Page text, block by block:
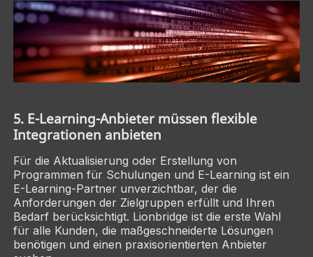
5. E-Learning-Anbieter müssen flexible
Integrationen anbieten
Für die Aktualisierung oder Erstellung von
Programmen für Schulungen und E-Learning ist ein
E-Learning-Partner unverzichtbar, der die
Anforderungen der Zielgruppen erfüllt und Ihren
Bedarf berücksichtigt. Lionbridge ist die erste Wahl
für alle Kunden, die maßgeschneiderte Lösungen
benötigen und einen praxisorientierten Anbieter